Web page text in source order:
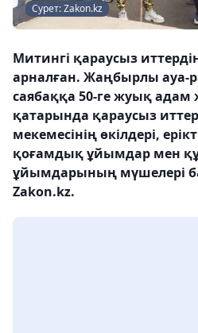
Сурет: Zakon.kz
Митингі қараусыз
арналған. Жаңбырлы ауа-
саябаққа 50-ге жуық
қатарында қараусыз
мекемесінің өкілдері,
қоғамдық ұйымдар мен
ұйымдарының мүшелері
Zakon.kz.